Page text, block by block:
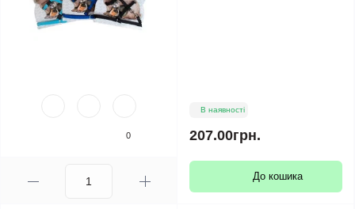
0
В наявності
207.00грн.
До кошика